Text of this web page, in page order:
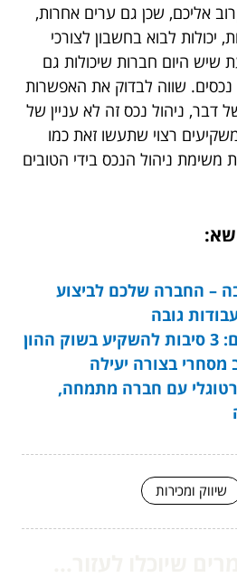
אליכם, שכן גם ערים אחרות,
יכולות לבוא בחשבון לצורכי
היום חברות שיכולות גם
שווה לבדוק את האפשרות
דבר, ניהול נכס זה לא עניין של
רצוי שתעשו זאת כמו
משימת ניהול הנכס בידי הטובים
– החברה שלכם לביצוע
גובה
עם חברה מתמחה,
שיווק ומכירות